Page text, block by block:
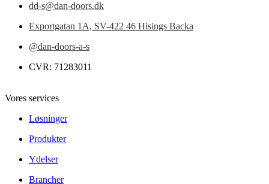
dd-s@dan-doors.dk
Exportgatan 1A, SV-422 46 Hisings Backa
@dan-doors-a-s
CVR: 71283011
Vores services
Løsninger
Produkter
Ydelser
Brancher